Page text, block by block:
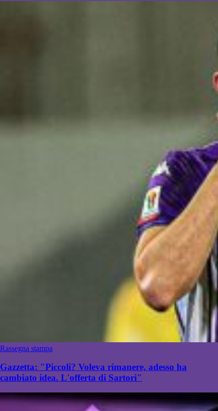
Rassegna stampa
Gazzetta: "Piccoli? Voleva rimanere, adesso ha
cambiato idea. L'offerta di Sartori"